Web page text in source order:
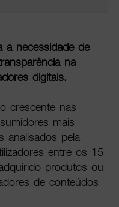
a necessidade de
na
digitais.
crescente nas
mais
analisados pela
entre os 15
produtos ou
de conteúdos